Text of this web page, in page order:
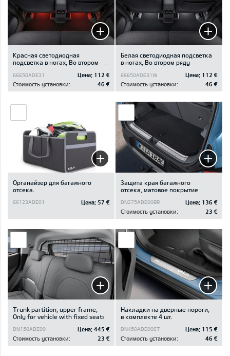
Красная светодиодная
подсветка в ногах, Во втором
66650ADE31 Цена: 112 €
Стоимость установки:
46 €
Белая светодиодная подсветка
в ногах, Во втором ряду
66650ADE31W Цена: 112 €
Стоимость установки:
46 €
Oрганайзер для багажного
отсека.
66123ADE01 Цена: 57 €
Защита края багажного
отсека, матовое покрытие
DN275ADE00BR Цена: 136 €
Стоимость установки:
23 €
Trunk partition, upper frame,
Only for vehicle with fixed seats
DN150ADE00 Цена: 445 €
Стоимость установки:
23 €
Накладки на дверные пороги,
в комплекте 4 шт.
DN450ADE00ST Цена: 115 €
Стоимость установки:
46 €